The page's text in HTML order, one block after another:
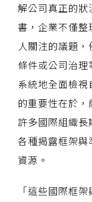
解公司真正的
書，企業不僅
人關注的議題
條件或公司治
系統地全面檢
的重要性在於，
許多國際組織
各種揭露框架
資源。
「這些國際框